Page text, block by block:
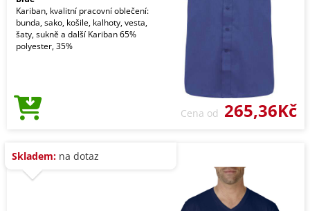
Kariban, kvalitní pracovní oblečení:
bunda, sako, košile, kalhoty, vesta,
šaty, sukně a další Kariban 65%
polyester, 35%
Cena od 265,36Kč
Skladem: na dotaz